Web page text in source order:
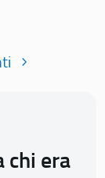
chi era